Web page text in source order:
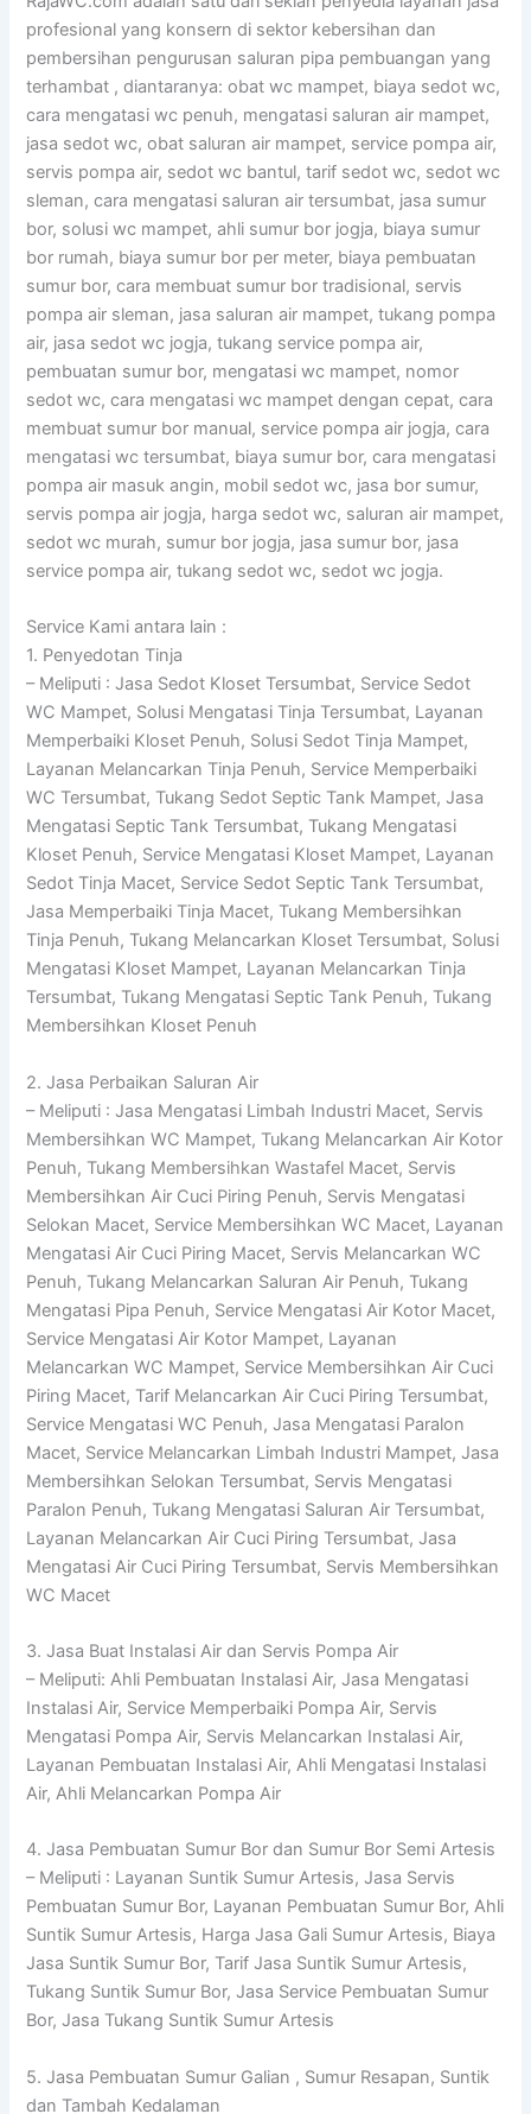
profesional yang konsern di sektor kebersihan dan
pembersihan pengurusan saluran pipa pembuangan yang
terhambat , diantaranya: obat wc mampet, biaya sedot wc,
cara mengatasi wc penuh, mengatasi saluran air mampet,
jasa sedot wc, obat saluran air mampet, service pompa air,
servis pompa air, sedot wc bantul, tarif sedot wc, sedot wc
sleman, cara mengatasi saluran air tersumbat, jasa sumur
bor, solusi wc mampet, ahli sumur bor jogja, biaya sumur
bor rumah, biaya sumur bor per meter, biaya pembuatan
sumur bor, cara membuat sumur bor tradisional, servis
pompa air sleman, jasa saluran air mampet, tukang pompa
air, jasa sedot wc jogja, tukang service pompa air,
pembuatan sumur bor, mengatasi wc mampet, nomor
sedot wc, cara mengatasi wc mampet dengan cepat, cara
membuat sumur bor manual, service pompa air jogja, cara
mengatasi wc tersumbat, biaya sumur bor, cara mengatasi
pompa air masuk angin, mobil sedot wc, jasa bor sumur,
servis pompa air jogja, harga sedot wc, saluran air mampet,
sedot wc murah, sumur bor jogja, jasa sumur bor, jasa
service pompa air, tukang sedot wc, sedot wc jogja.
Service Kami antara lain :
1. Penyedotan Tinja
– Meliputi : Jasa Sedot Kloset Tersumbat, Service Sedot
WC Mampet, Solusi Mengatasi Tinja Tersumbat, Layanan
Memperbaiki Kloset Penuh, Solusi Sedot Tinja Mampet,
Layanan Melancarkan Tinja Penuh, Service Memperbaiki
WC Tersumbat, Tukang Sedot Septic Tank Mampet, Jasa
Mengatasi Septic Tank Tersumbat, Tukang Mengatasi
Kloset Penuh, Service Mengatasi Kloset Mampet, Layanan
Sedot Tinja Macet, Service Sedot Septic Tank Tersumbat,
Jasa Memperbaiki Tinja Macet, Tukang Membersihkan
Tinja Penuh, Tukang Melancarkan Kloset Tersumbat, Solusi
Mengatasi Kloset Mampet, Layanan Melancarkan Tinja
Tersumbat, Tukang Mengatasi Septic Tank Penuh, Tukang
Membersihkan Kloset Penuh
2. Jasa Perbaikan Saluran Air
– Meliputi : Jasa Mengatasi Limbah Industri Macet, Servis
Membersihkan WC Mampet, Tukang Melancarkan Air Kotor
Penuh, Tukang Membersihkan Wastafel Macet, Servis
Membersihkan Air Cuci Piring Penuh, Servis Mengatasi
Selokan Macet, Service Membersihkan WC Macet, Layanan
Mengatasi Air Cuci Piring Macet, Servis Melancarkan WC
Penuh, Tukang Melancarkan Saluran Air Penuh, Tukang
Mengatasi Pipa Penuh, Service Mengatasi Air Kotor Macet,
Service Mengatasi Air Kotor Mampet, Layanan
Melancarkan WC Mampet, Service Membersihkan Air Cuci
Piring Macet, Tarif Melancarkan Air Cuci Piring Tersumbat,
Service Mengatasi WC Penuh, Jasa Mengatasi Paralon
Macet, Service Melancarkan Limbah Industri Mampet, Jasa
Membersihkan Selokan Tersumbat, Servis Mengatasi
Paralon Penuh, Tukang Mengatasi Saluran Air Tersumbat,
Layanan Melancarkan Air Cuci Piring Tersumbat, Jasa
Mengatasi Air Cuci Piring Tersumbat, Servis Membersihkan
WC Macet
3. Jasa Buat Instalasi Air dan Servis Pompa Air
– Meliputi: Ahli Pembuatan Instalasi Air, Jasa Mengatasi
Instalasi Air, Service Memperbaiki Pompa Air, Servis
Mengatasi Pompa Air, Servis Melancarkan Instalasi Air,
Layanan Pembuatan Instalasi Air, Ahli Mengatasi Instalasi
Air, Ahli Melancarkan Pompa Air
4. Jasa Pembuatan Sumur Bor dan Sumur Bor Semi Artesis
– Meliputi : Layanan Suntik Sumur Artesis, Jasa Servis
Pembuatan Sumur Bor, Layanan Pembuatan Sumur Bor, Ahli
Suntik Sumur Artesis, Harga Jasa Gali Sumur Artesis, Biaya
Jasa Suntik Sumur Bor, Tarif Jasa Suntik Sumur Artesis,
Tukang Suntik Sumur Bor, Jasa Service Pembuatan Sumur
Bor, Jasa Tukang Suntik Sumur Artesis
5. Jasa Pembuatan Sumur Galian , Sumur Resapan, Suntik
dan Tambah Kedalaman